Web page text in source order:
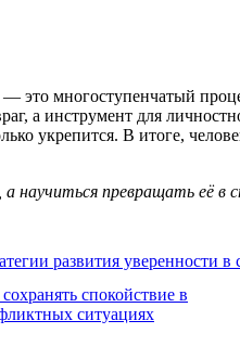
это многоступенчатый
а инструмент для
укрепится. В итоге,
научиться превращать её в
развития уверенности в
спокойствие в
ситуациях